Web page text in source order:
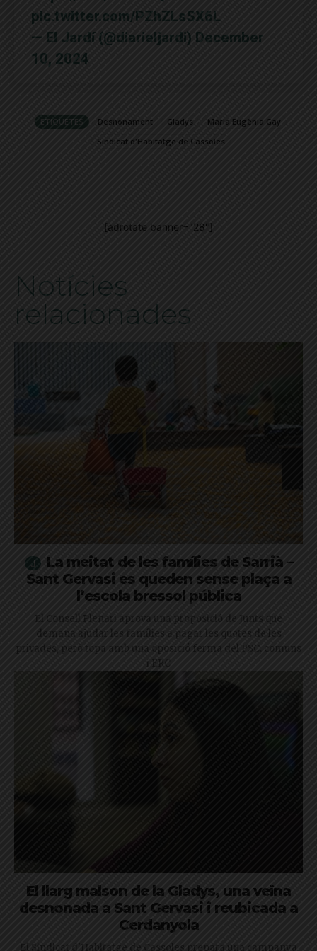
pic.twitter.com/PZhZLsSX6L
— El Jardí (@diarieljardi) December
10, 2024
ETIQUETES Desnonament Gladys
Maria Eugènia Gay
Sindicat d'Habitatge de Cassoles
[adrotate banner="28"]
Notícies
relacionades
La meitat de les famílies de Sarrià –
Sant Gervasi es queden sense plaça a
l’escola bressol pública
El Consell Plenari aprova una proposició de Junts que
demana ajudar les famílies a pagar les quotes de les
privades, però topa amb una oposició ferma del PSC, comuns
i ERC
El llarg malson de la Gladys, una veïna
desnonada a Sant Gervasi i reubicada a
Cerdanyola
El Sindicat d'Habitatge de Cassoles prepara una campanya